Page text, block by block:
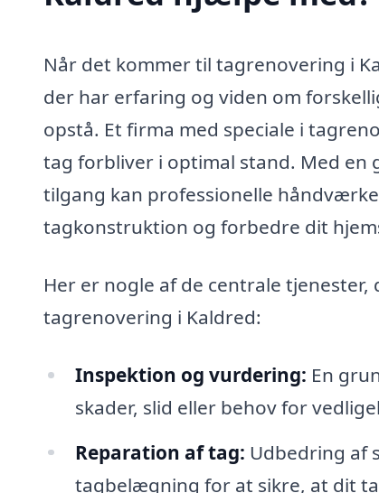
Når det kommer til tagrenovering i
der har erfaring og viden om
opstå. Et firma med speciale i
tag forbliver i optimal stand. Med
tilgang kan professionelle
tagkonstruktion og forbedre dit
Her er nogle af de centrale
tagrenovering i Kaldred:
Inspektion og vurdering: En
skader, slid eller behov for
Reparation af tag: Udbedring af
tagbelægning for at sikre, at dit